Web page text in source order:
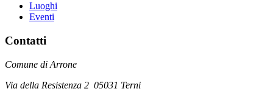
Luoghi
Eventi
Contatti
Comune di Arrone
Via della Resistenza 2 05031 Terni